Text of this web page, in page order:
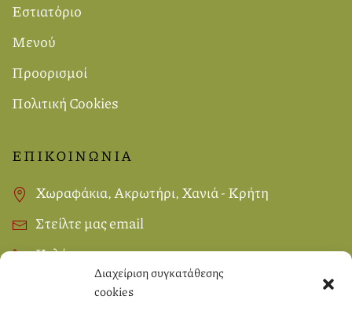
Διαχείριση συγκατάθεσης
cookies
Εστιατόριο
Μενού
Προορισμοί
Πολιτική Cookies
ΕΠΙΚΟΙΝΩΝΙΑ
Χωραφάκια, Ακρωτήρι, Χανιά - Κρήτη
Στείλτε μας email
Καλέστε μας